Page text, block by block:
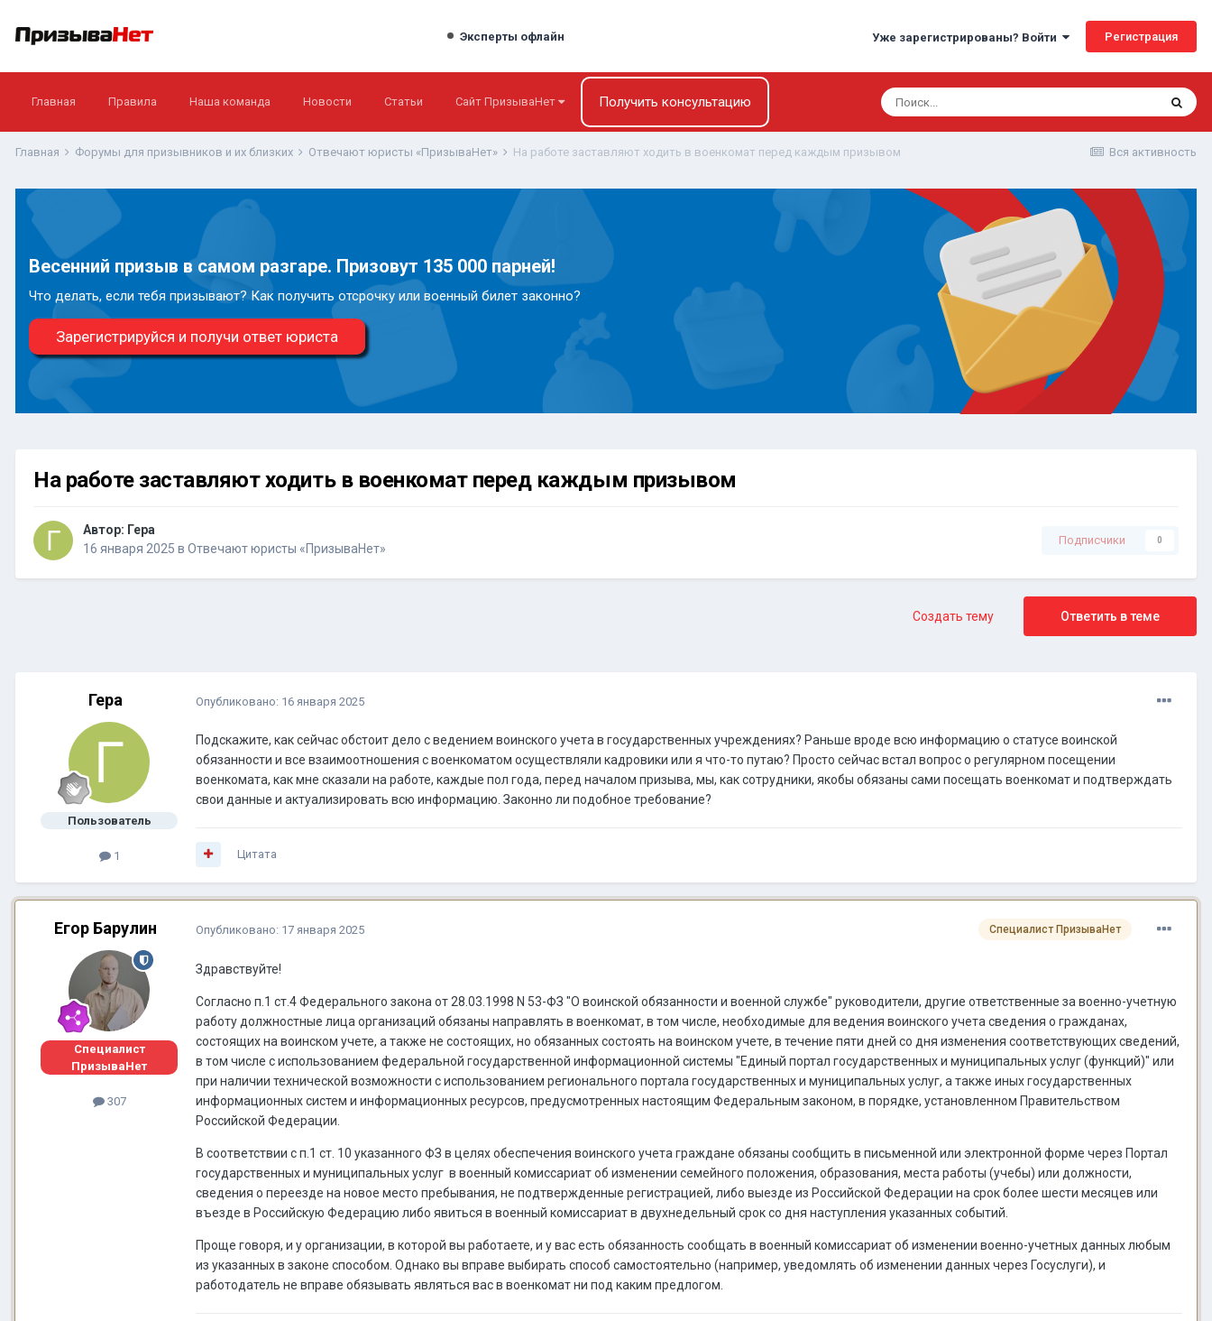
Эксперты офлайн Уже зарегистрированы? Войти Регистрация
Главная Правила Наша команда Новости Статьи Сайт ПризываНет Получить консультацию
Вся активность
Главная Форумы для призывников и их близких Отвечают юристы «ПризываНет» На работе заставляют ходить в военкомат перед каждым призывом
Весенний призыв в самом разгаре. Призовут 135 000 парней!
Что делать, если тебя призывают? Как получить отсрочку или военный билет законно?
Зарегистрируйся и получи ответ юриста
На работе заставляют ходить в военкомат перед каждым призывом
Автор: Гера
16 января 2025 в Отвечают юристы «ПризываНет»
Подписчики 0
Ответить в теме
Создать тему
Гера
Пользователь
1
Опубликовано: 16 января 2025
Подскажите, как сейчас обстоит дело с ведением воинского учета в государственных учреждениях? Раньше вроде всю информацию о статусе воинской
обязанности и все взаимоотношения с военкоматом осуществляли кадровики или я что-то путаю? Просто сейчас встал вопрос о регулярном посещении
военкомата, как мне сказали на работе, каждые пол года, перед началом призыва, мы, как сотрудники, якобы обязаны сами посещать военкомат и подтверждать
свои данные и актуализировать всю информацию. Законно ли подобное требование?
Цитата
Егор Барулин
Специалист
ПризываНет
307
Специалист ПризываНет
Опубликовано: 17 января 2025
Здравствуйте!
Согласно п.1 ст.4 Федерального закона от 28.03.1998 N 53-ФЗ "О воинской обязанности и военной службе" руководители, другие ответственные за военно-учетную
работу должностные лица организаций обязаны направлять в военкомат, в том числе, необходимые для ведения воинского учета сведения о гражданах,
состоящих на воинском учете, а также не состоящих, но обязанных состоять на воинском учете, в течение пяти дней со дня изменения соответствующих сведений,
в том числе с использованием федеральной государственной информационной системы "Единый портал государственных и муниципальных услуг (функций)" или
при наличии технической возможности с использованием регионального портала государственных и муниципальных услуг, а также иных государственных
информационных систем и информационных ресурсов, предусмотренных настоящим Федеральным законом, в порядке, установленном Правительством
Российской Федерации.
В соответствии с п.1 ст. 10 указанного ФЗ в целях обеспечения воинского учета граждане обязаны сообщить в письменной или электронной форме через Портал
государственных и муниципальных услуг в военный комиссариат об изменении семейного положения, образования, места работы (учебы) или должности,
сведения о переезде на новое место пребывания, не подтвержденные регистрацией, либо выезде из Российской Федерации на срок более шести месяцев или
въезде в Российскую Федерацию либо явиться в военный комиссариат в двухнедельный срок со дня наступления указанных событий.
Проще говоря, и у организации, в которой вы работаете, и у вас есть обязанность сообщать в военный комиссариат об изменении военно-учетных данных любым
из указанных в законе способом. Однако вы вправе выбирать способ самостоятельно (например, уведомлять об изменении данных через Госуслуги), и
работодатель не вправе обязывать являться вас в военкомат ни под каким предлогом.